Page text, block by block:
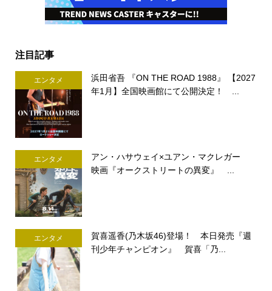
注目記事
エンタメ
浜田省吾 『ON THE ROAD 1988』 【2027
年1月】全国映画館にて公開決定！ ...
エンタメ
アン・ハサウェイ×ユアン・マクレガー
映画『オークストリートの異変』 ...
エンタメ
賀喜遥香(乃木坂46)登場！ 本日発売『週
刊少年チャンピオン』 賀喜「乃...